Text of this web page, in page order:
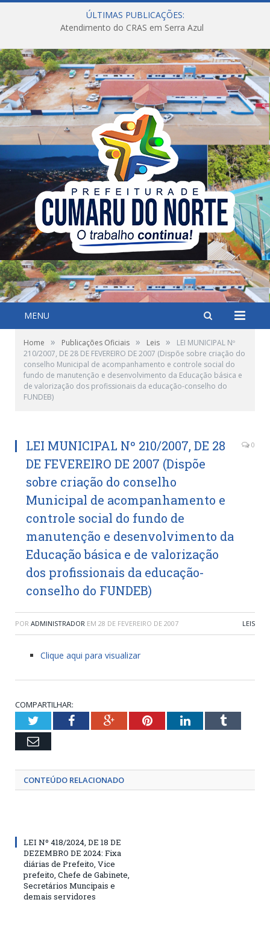
ÚLTIMAS PUBLICAÇÕES:
Atendimento do CRAS em Serra Azul
MENU
Home » Publicações Oficiais » Leis »
LEI MUNICIPAL Nº
210/2007, DE 28 DE FEVEREIRO DE 2007 (Dispõe sobre criação do
conselho Municipal de acompanhamento e controle social do
fundo de manutenção e desenvolvimento da Educação básica e
de valorização dos profissionais da educação-conselho do
FUNDEB)
LEI MUNICIPAL Nº 210/2007, DE 28
DE FEVEREIRO DE 2007 (Dispõe
sobre criação do conselho
Municipal de acompanhamento e
controle social do fundo de
manutenção e desenvolvimento da
Educação básica e de valorização
dos profissionais da educação-
conselho do FUNDEB)
0
POR ADMINISTRADOR EM 28 DE FEVEREIRO DE 2007 LEIS
Clique aqui para visualizar
COMPARTILHAR:
TwitterFacebookGoogle+PinterestLinkedInTumblr
Email
CONTEÚDO RELACIONADO
LEI Nº 418/2024, DE 18 DE
DEZEMBRO DE 2024: Fixa
diárias de Prefeito, Vice
prefeito, Chefe de Gabinete,
Secretários Muncipais e
demais servidores